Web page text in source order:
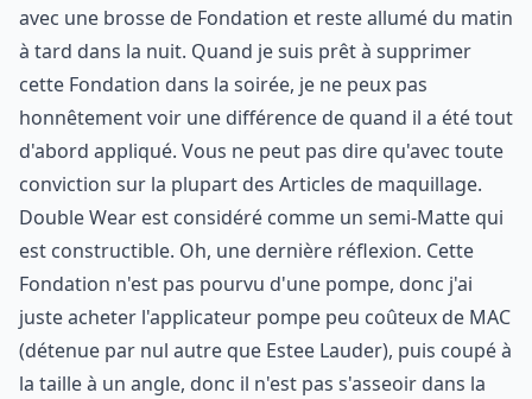
avec une brosse de Fondation et reste allumé du matin
à tard dans la nuit. Quand je suis prêt à supprimer
cette Fondation dans la soirée, je ne peux pas
honnêtement voir une différence de quand il a été tout
d'abord appliqué. Vous ne peut pas dire qu'avec toute
conviction sur la plupart des Articles de maquillage.
Double Wear est considéré comme un semi-Matte qui
est constructible. Oh, une dernière réflexion. Cette
Fondation n'est pas pourvu d'une pompe, donc j'ai
juste acheter l'applicateur pompe peu coûteux de MAC
(détenue par nul autre que Estee Lauder), puis coupé à
la taille à un angle, donc il n'est pas s'asseoir dans la